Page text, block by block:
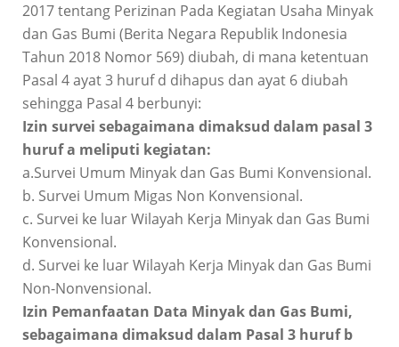
2017 tentang Perizinan Pada Kegiatan Usaha Minyak
dan Gas Bumi (Berita Negara Republik Indonesia
Tahun 2018 Nomor 569) diubah, di mana ketentuan
Pasal 4 ayat 3 huruf d dihapus dan ayat 6 diubah
sehingga Pasal 4 berbunyi:
Izin survei sebagaimana dimaksud dalam pasal 3
huruf a meliputi kegiatan:
a.Survei Umum Minyak dan Gas Bumi Konvensional.
b. Survei Umum Migas Non Konvensional.
c. Survei ke luar Wilayah Kerja Minyak dan Gas Bumi
Konvensional.
d. Survei ke luar Wilayah Kerja Minyak dan Gas Bumi
Non-Nonvensional.
Izin Pemanfaatan Data Minyak dan Gas Bumi,
sebagaimana dimaksud dalam Pasal 3 huruf b